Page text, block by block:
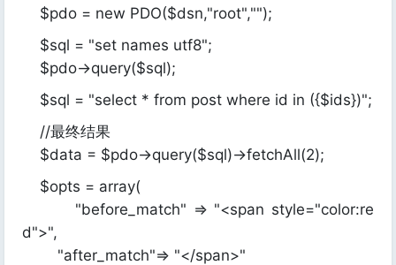
$pdo = new PDO($dsn,"root","");
$sql = "set names utf8";
$pdo->query($sql);
$sql = "select * from post where id in ({$ids})";
//最终结果
$data = $pdo->query($sql)->fetchAll(2);
$opts = array(
"before_match" => "<span style="color:re
d">",
"after_match"=> "</span>"